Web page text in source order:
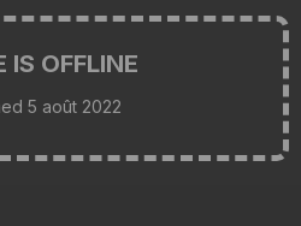
IS OFFLINE
5 août 2022